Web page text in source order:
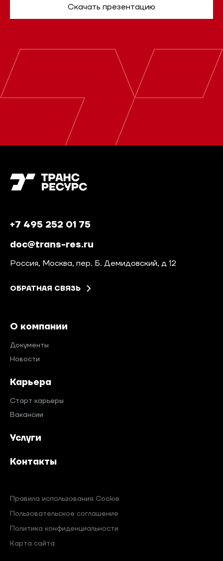
Скачать презентацию
+7 495 252 01 75
doc@trans-res.ru
Россия, Москва, пер. Б. Демидовский, д 12
ОБРАТНАЯ СВЯЗЬ
О компании
Документы
Новости
Услуги
Карьера
Старт карьеры
Вакансии
Контакты
Правила использования Cookie
Пользовательское соглашение
Политика конфиденциальности
Карта сайта